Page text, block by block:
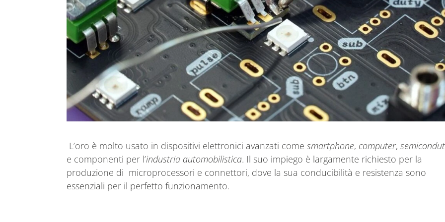
L’oro è molto usato in dispositivi elettronici avanzati comesmartphone, computer,
e componenti per l’industria automobilistica. Il suo impiego è largamente richiesto per la
produzione di microprocessori e connettori, dove la sua conducibilità e resistenza sono
essenziali per il perfetto funzionamento.